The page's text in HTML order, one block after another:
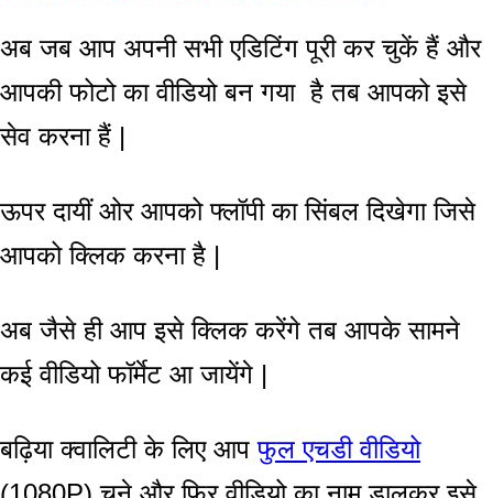
अब जब आप अपनी सभी एडिटिंग पूरी कर चुकें हैं और
आपकी फोटो का वीडियो बन गया है तब आपको इसे
सेव करना हैं |
ऊपर दायीं ओर आपको फ्लॉपी का सिंबल दिखेगा जिसे
आपको क्लिक करना है |
अब जैसे ही आप इसे क्लिक करेंगे तब आपके सामने
कई वीडियो फॉर्मेट आ जायेंगे |
बढ़िया क्वालिटी के लिए आपफुल एचडी वीडियो